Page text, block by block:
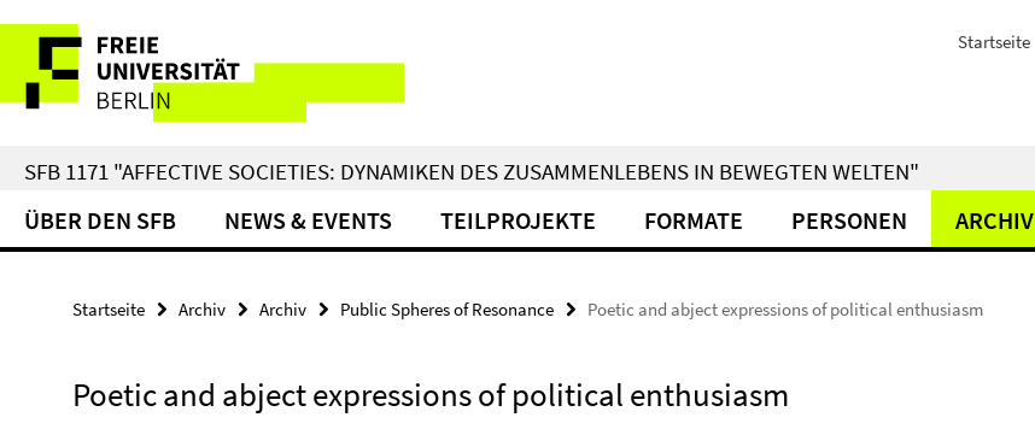
direkt
Inhalt
Service-
Navigation
Startseite
SFB 1171 "AFFECTIVE SOCIETIES: DYNAMIKEN DES ZUSAMMENLEBENS IN BEWEGTEN WELTEN"
ÜBER DEN SFB NEWS & EVENTS TEILPROJEKTE FORMATE PERSONEN ARCHIV
Startseite Archiv Archiv Public Spheres of Resonance Poetic and abject expressions of political enthusiasm
Poetic and abject expressions of political enthusiasm